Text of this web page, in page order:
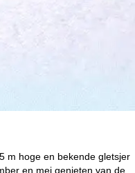
m hoge en bekende gletsjer
en mei genieten van de